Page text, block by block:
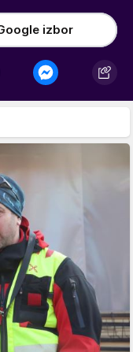
izbor